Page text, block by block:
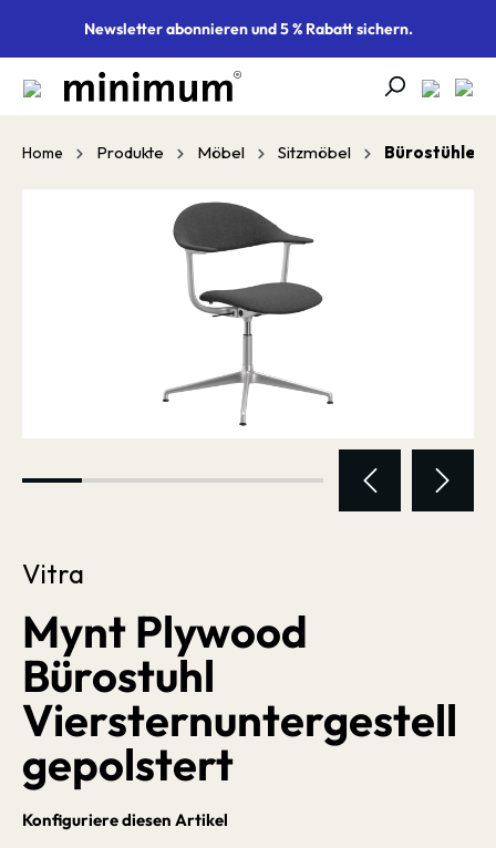
springenNewsletter abonnieren und 5 % Rabatt sichern.
Home Produkte Möbel Sitzmöbel Bürostühle
Bildergalerie überspringen
Vitra
Mynt Plywood
Bürostuhl
Viersternuntergestell
gepolstert
Konfiguriere diesen Artikel